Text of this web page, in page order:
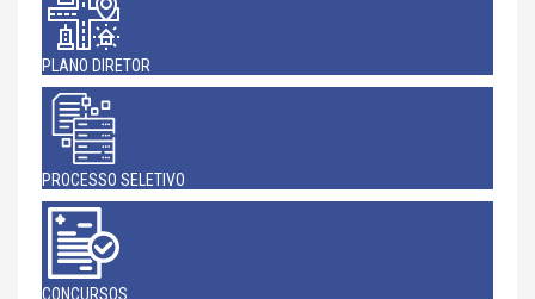
PLANO DIRETOR
PROCESSO SELETIVO
CONCURSOS